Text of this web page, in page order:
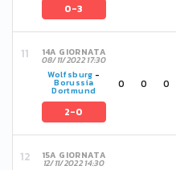
0-3
14A GIORNATA
08/11/2022 17:30
Wolfsburg -
Borussia
Dortmund
2-0
0 0 0
15A GIORNATA
12/11/2022 14:30